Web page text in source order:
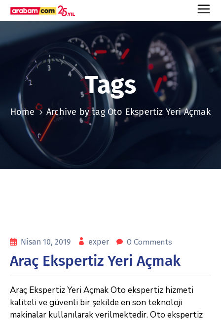
Tags
Home Archive by tag Oto Ekspertiz Yeri Açmak
Nisan 10, 2019 exper 0 Comments
Araç Ekspertiz Yeri Açmak
Araç Ekspertiz Yeri Açmak Oto ekspertiz hizmeti
kaliteli ve güvenli bir şekilde en son teknoloji
makinalar kullanılarak verilmektedir. Oto ekspertiz